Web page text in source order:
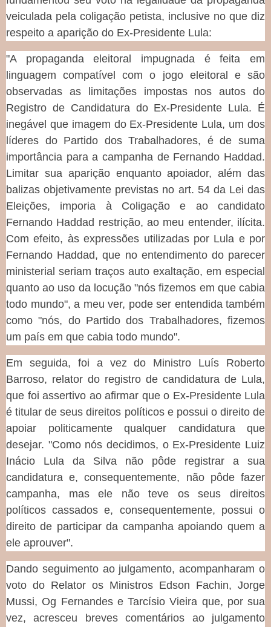
veiculada pela coligação petista, inclusive no que diz
respeito a aparição do Ex-Presidente Lula:
"A propaganda eleitoral impugnada é feita em
linguagem compatível com o jogo eleitoral e são
observadas as limitações impostas nos autos do
Registro de Candidatura do Ex-Presidente Lula. É
inegável que imagem do Ex-Presidente Lula, um dos
líderes do Partido dos Trabalhadores, é de suma
importância para a campanha de Fernando Haddad.
Limitar sua aparição enquanto apoiador, além das
balizas objetivamente previstas no art. 54 da Lei das
Eleições, imporia à Coligação e ao candidato
Fernando Haddad restrição, ao meu entender, ilícita.
Com efeito, às expressões utilizadas por Lula e por
Fernando Haddad, que no entendimento do parecer
ministerial seriam traços auto exaltação, em especial
quanto ao uso da locução "nós fizemos em que cabia
todo mundo", a meu ver, pode ser entendida também
como "nós, do Partido dos Trabalhadores, fizemos
um país em que cabia todo mundo".
Em seguida, foi a vez do Ministro Luís Roberto
Barroso, relator do registro de candidatura de Lula,
que foi assertivo ao afirmar que o Ex-Presidente Lula
é titular de seus direitos políticos e possui o direito de
apoiar politicamente qualquer candidatura que
desejar. "Como nós decidimos, o Ex-Presidente Luiz
Inácio Lula da Silva não pôde registrar a sua
candidatura e, consequentemente, não pôde fazer
campanha, mas ele não teve os seus direitos
políticos cassados e, consequentemente, possui o
direito de participar da campanha apoiando quem a
ele aprouver".
Dando seguimento ao julgamento, acompanharam o
voto do Relator os Ministros Edson Fachin, Jorge
Mussi, Og Fernandes e Tarcísio Vieira que, por sua
vez, acresceu breves comentários ao julgamento